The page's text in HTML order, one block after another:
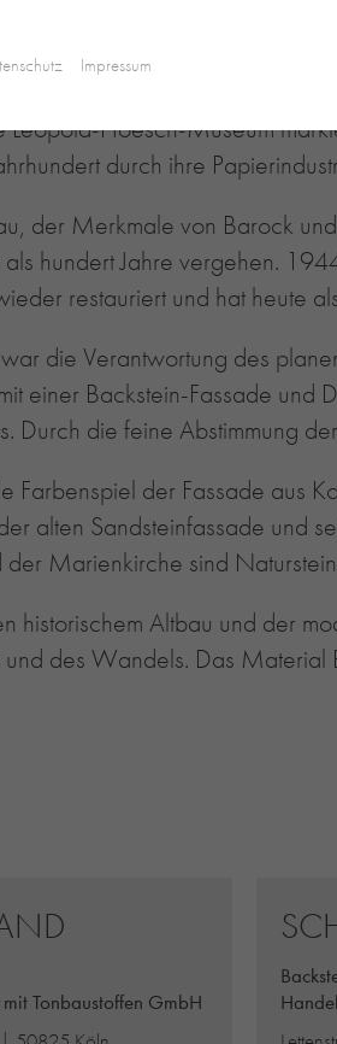
Hoesch-Museum
durch ihre
der Merkmale von Barock
hundert Jahre vergehen.
restauriert und hat heute
die Verantwortung des
einer Backstein-Fassade
Durch die feine Abstimmung
Farbenspiel der Fassade aus
alten Sandsteinfassade und
der Marienkirche sind
historischem Altbau und der
und des Wandels. Das
Tonbaustoffen GmbH
Impressum